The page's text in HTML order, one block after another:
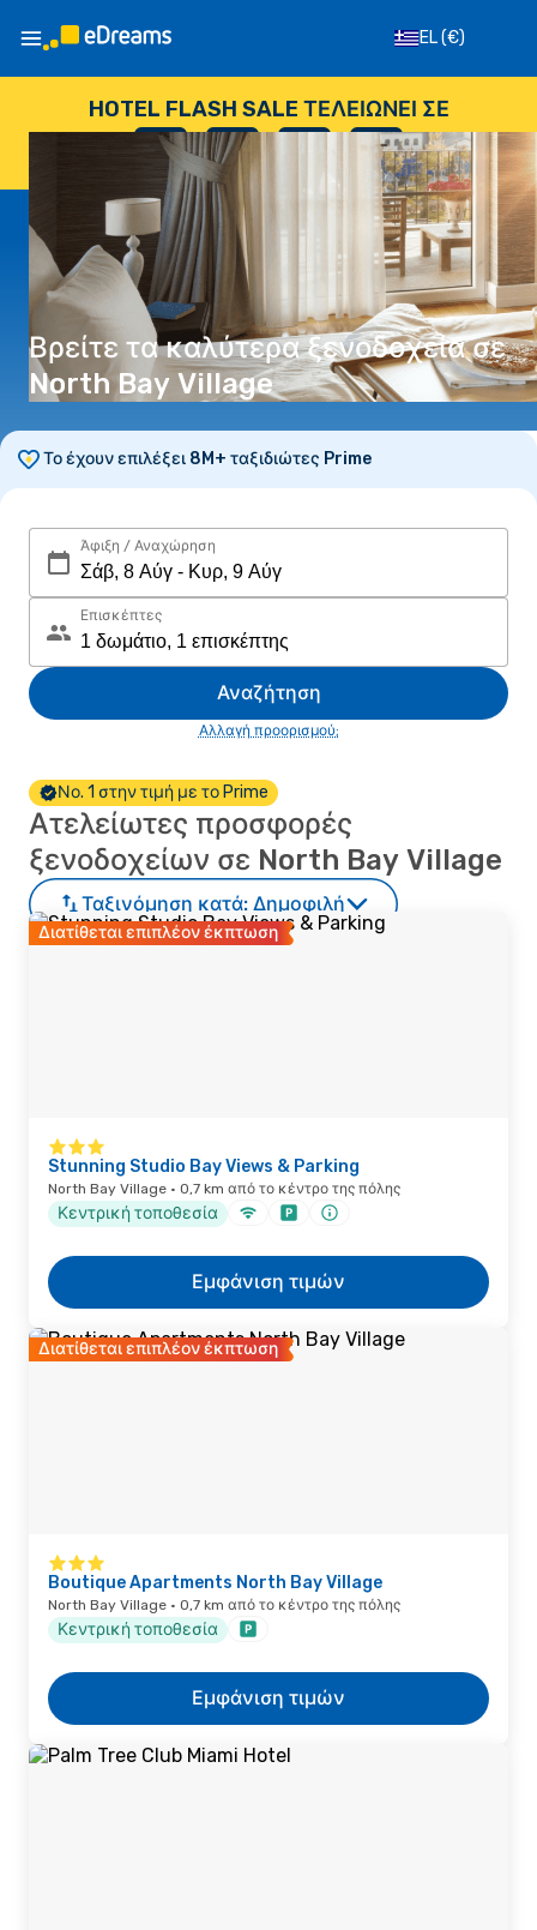
EL(€)
HOTEL FLASH SALE ΤΕΛΕΙΏΝΕΙ ΣΕ
--
ΗΜΈΡΕΣ
: --
ΏΡΕΣ
: --
ΔΕΥΤΕΡΌΛΕΠΤΑ
Βρείτε τα καλύτερα ξενοδοχεία σε
North Bay Village
Το έχουν επιλέξει 8M+ ταξιδιώτες Prime
Άφιξη / Αναχώρηση
Επισκέπτες
Αναζήτηση
Αλλαγή προορισμού;
Νο. 1 στην τιμή με το Prime
Ατελείωτες προσφορές
ξενοδοχείων σε North Bay Village
Ταξινόμηση κατά: Δημοφιλή
Διατίθεται επιπλέον έκπτωση
Stunning Studio Bay Views & Parking
North Bay Village · 0,7 km από το κέντρο της πόλης
Κεντρική τοποθεσία
Εμφάνιση τιμών
Διατίθεται επιπλέον έκπτωση
Boutique Apartments North Bay Village
North Bay Village · 0,7 km από το κέντρο της πόλης
Κεντρική τοποθεσία
Εμφάνιση τιμών